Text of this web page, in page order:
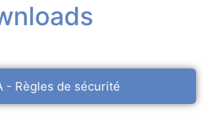
- Règles de sécurité